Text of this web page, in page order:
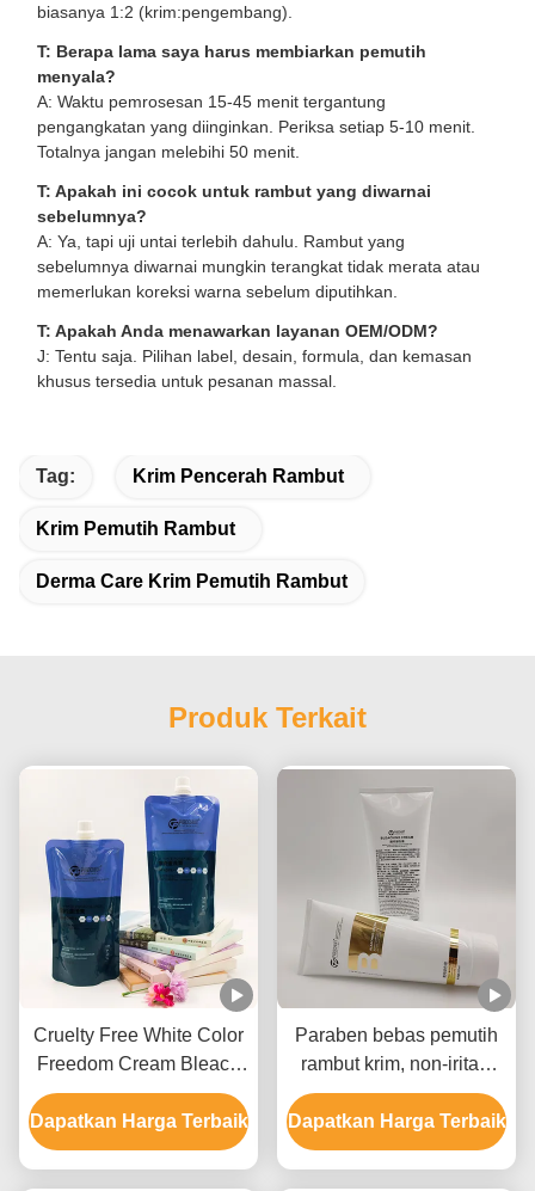
biasanya 1:2 (krim:pengembang).
T: Berapa lama saya harus membiarkan pemutih
menyala?
A: Waktu pemrosesan 15-45 menit tergantung
pengangkatan yang diinginkan. Periksa setiap 5-10 menit.
Totalnya jangan melebihi 50 menit.
T: Apakah ini cocok untuk rambut yang diwarnai
sebelumnya?
A: Ya, tapi uji untai terlebih dahulu. Rambut yang
sebelumnya diwarnai mungkin terangkat tidak merata atau
memerlukan koreksi warna sebelum diputihkan.
T: Apakah Anda menawarkan layanan OEM/ODM?
J: Tentu saja. Pilihan label, desain, formula, dan kemasan
khusus tersedia untuk pesanan massal.
Tag: Krim Pencerah Rambut
Krim Pemutih Rambut
Derma Care Krim Pemutih Rambut
Produk Terkait
Cruelty Free White Color
Freedom Cream Bleach
Label Pribadi Untuk
Semua Jenis Rambut
Dapatkan Harga Terbaik
Paraben bebas pemutih
rambut krim, non-iritasi
rambut pemutih krim
Dapatkan Harga Terbaik